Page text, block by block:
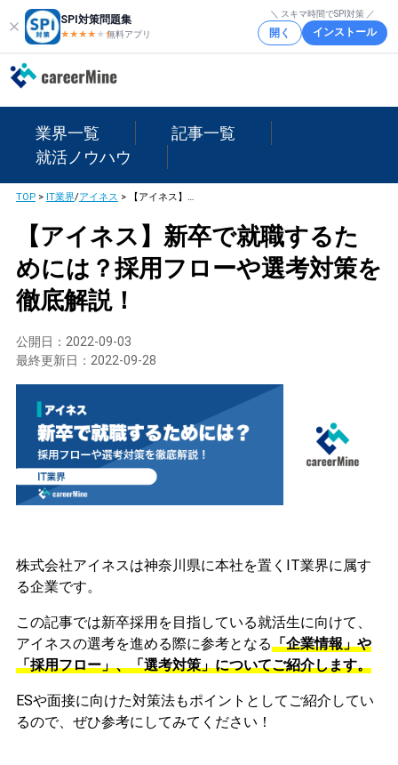
SPI対策問題集
★★★★ ★★
無料アプリ
＼ スキマ時間でSPI対策 ／
開く インストール
業界一覧
記事一覧
就活ノウハウ
TOP> IT業界/アイネス > 【アイネス】新卒で就職するためには？採用フローや選考対策を徹底解説！
【アイネス】新卒で就職するた
めには？採用フローや選考対策を
徹底解説！
公開日： 2022-09-03
最終更新日： 2022-09-28
株式会社アイネスは神奈川県に本社を置くIT業界に属す
る企業です。
この記事では新卒採用を目指している就活生に向けて、
アイネスの選考を進める際に参考となる「企業情報」や
「採用フロー」、「選考対策」についてご紹介します。
ESや面接に向けた対策法もポイントとしてご紹介してい
るので、ぜひ参考にしてみてください！